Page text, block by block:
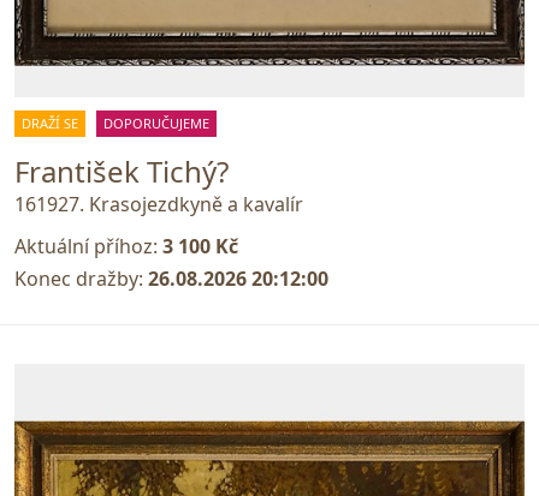
DRAŽÍ SE DOPORUČUJEME
František Tichý?
161927. Krasojezdkyně a kavalír
Aktuální příhoz: 3 100 Kč
Konec dražby: 26.08.2026 20:12:00